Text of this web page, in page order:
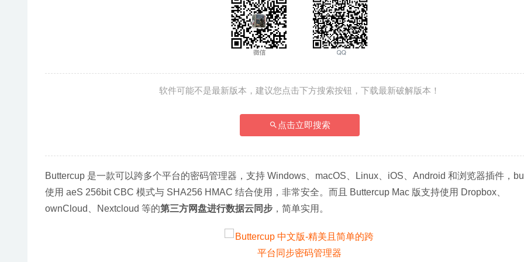
软件可能不是最新版本，建议您点击下方搜索按钮，下载最新破解版本！
点击立即搜索
Buttercup 是一款可以跨多个平台的密码管理器，支持 Windows、macOS、Linux、iOS、Android 和浏览器插件，
使用 aeS 256bit CBC 模式与 SHA256 HMAC 结合使用，非常安全。而且 Buttercup Mac 版支持使用 Dropbox、
ownCloud、Nextcloud 等的第三方网盘进行数据云同步 ，简单实用。